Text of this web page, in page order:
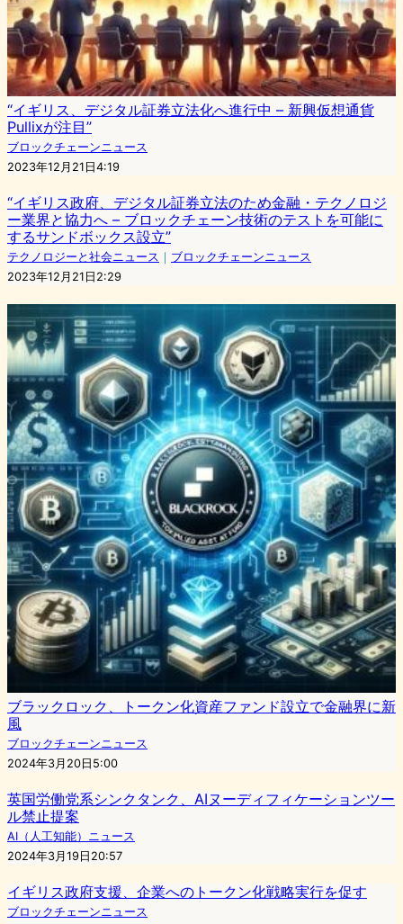
“イギリス、デジタル証券立法化へ進行中 – 新興仮想通貨
Pullixが注目”
ブロックチェーンニュース
2023年12月21日4:19
“イギリス政府、デジタル証券立法のため金融・テクノロジ
ー業界と協力へ – ブロックチェーン技術のテストを可能に
するサンドボックス設立”
テクノロジーと社会ニュース ｜ ブロックチェーンニュース
2023年12月21日2:29
ブラックロック、トークン化資産ファンド設立で金融界に新
風
ブロックチェーンニュース
2024年3月20日5:00
英国労働党系シンクタンク、AIヌーディフィケーションツー
ル禁止提案
AI（人工知能）ニュース
2024年3月19日20:57
イギリス政府支援、企業へのトークン化戦略実行を促す
ブロックチェーンニュース